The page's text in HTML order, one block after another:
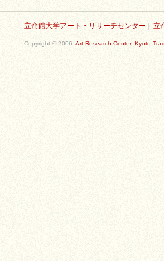
立命館大学アート・リサーチセンター 立
Copyright © 2006-Art Research Center, Kyoto